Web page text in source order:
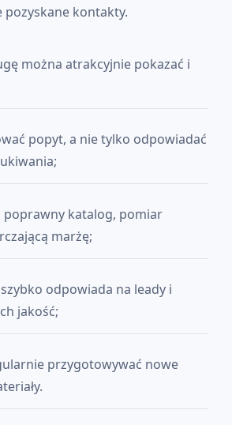
kontakty.
można atrakcyjnie pokazać i
popyt, a nie tylko odpowiadać
poprawny katalog, pomiar
marżę;
odpowiada na leady i
jakość;
przygotowywać nowe